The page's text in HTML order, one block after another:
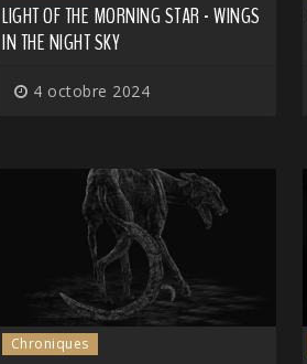
LIGHT OF THE MORNING STAR - WINGS
IN THE NIGHT SKY
4 octobre 2024
Chroniques